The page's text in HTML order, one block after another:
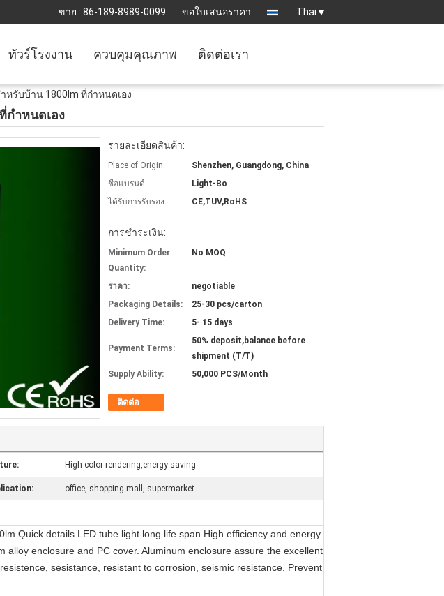
ขาย : 86-189-8989-0099 ขอใบเสนอราคา Thai
ทัวร์โรงงาน ควบคุมคุณภาพ ติดต่อเรา
หรับบ้าน 1800lm ที่กำหนดเอง
กำหนดเอง
รายละเอียดสินค้า:
Place of Origin:
Shenzhen, Guangdong, China
ชื่อแบรนด์:
Light-Bo
ได้รับการรับรอง:
CE,TUV,RoHS
การชำระเงิน:
Minimum Order
Quantity:
No MOQ
ราคา:
negotiable
Packaging Details:
25-30 pcs/carton
Delivery Time:
5- 15 days
Payment Terms:
50% deposit,balance before
shipment (T/T)
Supply Ability:
50,000 PCS/Month
ติดต่อ
High color rendering,energy saving
office, shopping mall, supermarket
Quick details LED tube light long life span High efficiency and energy
enclosure and PC cover. Aluminum enclosure assure the excellent
sesistance, resistant to corrosion, seismic resistance. Prevent